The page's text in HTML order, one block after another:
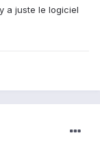
a juste le logiciel